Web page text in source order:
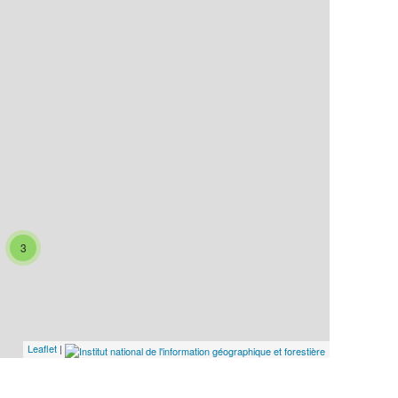
3
Leaflet |